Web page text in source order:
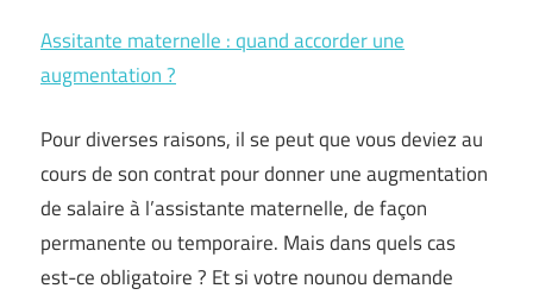
Assitante maternelle : quand accorder une
augmentation ?
Pour diverses raisons, il se peut que vous deviez au
cours de son contrat pour donner une augmentation
de salaire à l’assistante maternelle, de façon
permanente ou temporaire. Mais dans quels cas
est-ce obligatoire ? Et si votre nounou demande